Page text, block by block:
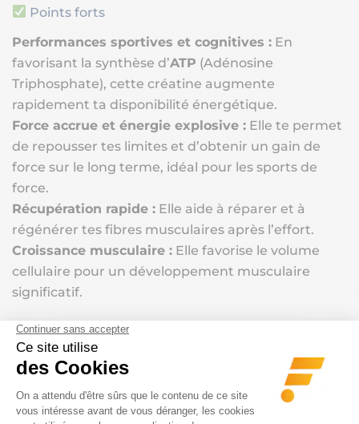
Points forts
Performances sportives et cognitives : En
favorisant la synthèse d’ATP (Adénosine
Triphosphate), cette créatine augmente
rapidement ta disponibilité énergétique.
Force accrue et énergie explosive : Elle te permet
de repousser tes limites et d’obtenir un gain de
force sur le long terme, idéal pour les sports de
force.
Récupération rapide : Elle aide à réparer et à
régénérer tes fibres musculaires après l’effort.
Croissance musculaire : Elle favorise le volume
cellulaire pour un développement musculaire
significatif.
Idéal pour :
Les athlètes exigeants qui ne veulent faire aucun
compromis sur la qualité et la sécurité. C’est
l’investissement le plus sûr pour des performances